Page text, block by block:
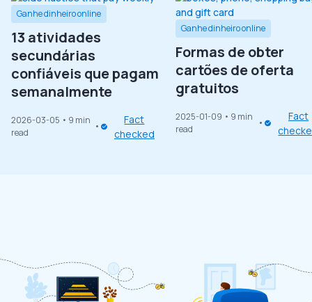
Ganhe dinheiro online
13 atividades
secundárias
confiáveis que pagam
semanalmente
2026-03-05 • 9 min
read
Fact
checked
Ganhe dinheiro online
Formas de obter
cartões de oferta
gratuitos
2025-01-09 • 9 min
read
Fact